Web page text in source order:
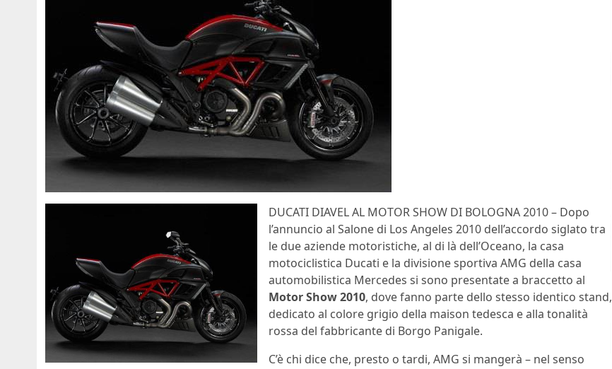
DUCATI DIAVEL AL MOTOR SHOW DI BOLOGNA 2010 – Dopo
l’annuncio al Salone di Los Angeles 2010 dell’accordo siglato tra
le due aziende motoristiche, al di là dell’Oceano, la casa
motociclistica Ducati e la divisione sportiva AMG della casa
automobilistica Mercedes si sono presentate a braccetto al
Motor Show 2010, dove fanno parte dello stesso identico stand,
dedicato al colore grigio della maison tedesca e alla tonalità
rossa del fabbricante di Borgo Panigale.
C’è chi dice che, presto o tardi, AMG si mangerà – nel senso